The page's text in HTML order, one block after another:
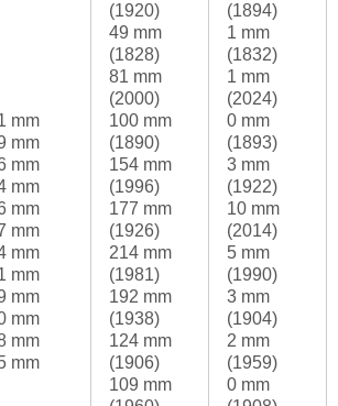
mm
mm
mm
mm
mm
mm
mm
mm
mm
mm
mm
mm
(1920)
49 mm
(1828)
81 mm
(2000)
100 mm
(1890)
154 mm
(1996)
177 mm
(1926)
214 mm
(1981)
192 mm
(1938)
124 mm
(1906)
109 mm
(1894)
1 mm
(1832)
1 mm
(2024)
0 mm
(1893)
3 mm
(1922)
10 mm
(2014)
5 mm
(1990)
3 mm
(1904)
2 mm
(1959)
0 mm